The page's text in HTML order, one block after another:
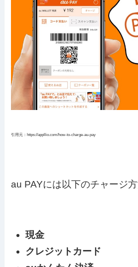
引用元：https://appllio.com/how-to-charge-au-pay
au PAYには以下のチャージ方
現金
クレジットカード